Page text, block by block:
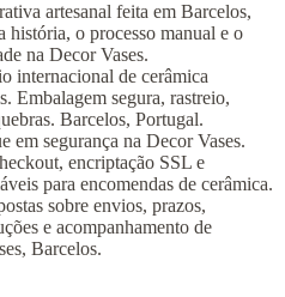
artesanal feita em Barcelos,
história, o processo manual e o
na Decor Vases.
internacional de cerâmica
Embalagem segura, rastreio,
Barcelos, Portugal.
em segurança na Decor Vases.
encriptação SSL e
para encomendas de cerâmica.
sobre envios, prazos,
e acompanhamento de
Barcelos.